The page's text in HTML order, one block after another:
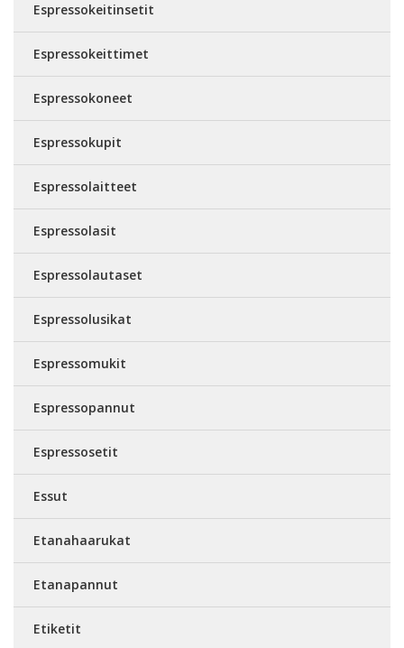
Espressokeitinsetit
Espressokeittimet
Espressokoneet
Espressokupit
Espressolaitteet
Espressolasit
Espressolautaset
Espressolusikat
Espressomukit
Espressopannut
Espressosetit
Essut
Etanahaarukat
Etanapannut
Etiketit